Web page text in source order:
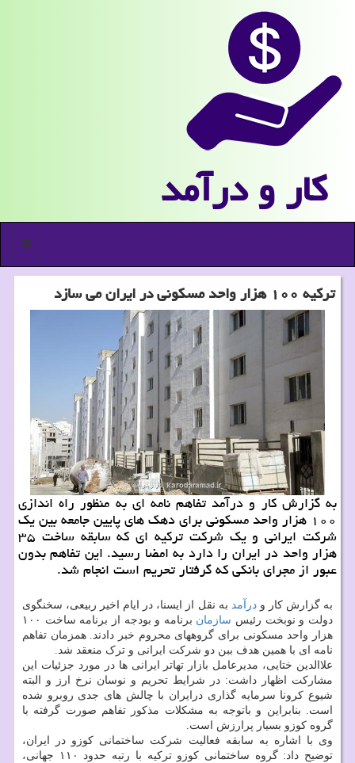
كار و درآمد
منو
تركیه ۱۰۰ هزار واحد مسكونی در ایران می سازد
به گزارش كار و درآمد تفاهم نامه ای به منظور راه اندازی
۱۰۰ هزار واحد مسكونی برای دهك های پایین جامعه بین یك
شركت ایرانی و یك شركت تركیه ای كه سابقه ساخت ۳۵
هزار واحد در ایران را دارد به امضا رسید. این تفاهم بدون
عبور از مجرای بانكی كه گرفتار تحریم است انجام شد.
به گزارش کار ودرآمد به نقل از ایسنا، در ایام اخیر ربیعی، سخنگوی
دولت و نوبخت رئیس سازمان
برنامه و بودجه از برنامه ساخت ۱۰۰
هزار واحد مسکونی برای گروههای محروم خبر دادند. همزمان تفاهم
نامه ای با همین هدف ببن دو شرکت ایرانی و ترک منعقد شد.
علاالدین ختایی، مدیرعامل بازار تهاتر ایرانی ها در مورد جزئیات این
مشارکت اظهار داشت: در شرایط تحریم و نوسان نرخ ارز و البته
شیوع کرونا سرمایه گذاری درایران با چالش های جدی روبرو شده
است. بنابراین و باتوجه به مشکلات مذکور تفاهم صورت گرفته با
گروه کوزو بسیار پرارزش است.
وی با اشاره به سابقه فعالیت شرکت ساختمانی کوزو در ایران،
توضیح داد: گروه ساختمانی کوزو ترکیه با رتبه حدود ۱۱۰ جهانی،